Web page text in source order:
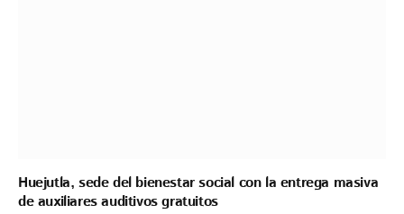
Huejutla, sede del bienestar social con la entrega masiva
de auxiliares auditivos gratuitos